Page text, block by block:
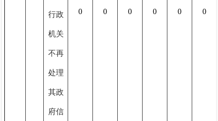
行政
机关
不再
处理
其政
府信
0 0 0 0 0 0